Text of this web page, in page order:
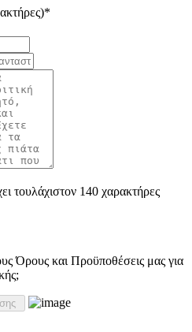
*
τουλάχιστον 140 χαρακτήρες
Όρους και Προϋποθέσεις μας για